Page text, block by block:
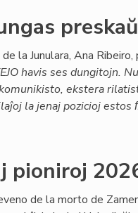
la Junulara, Ana Ribeiro,
havis ses dungitojn.
ekstera
la jenaj pozicioj
pioniroj
de la morto de